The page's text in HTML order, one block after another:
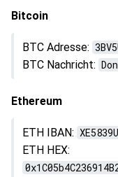
Bitcoin
BTC Adresse:
BTC Nachricht:
Ethereum
ETH IBAN:
ETH HEX: